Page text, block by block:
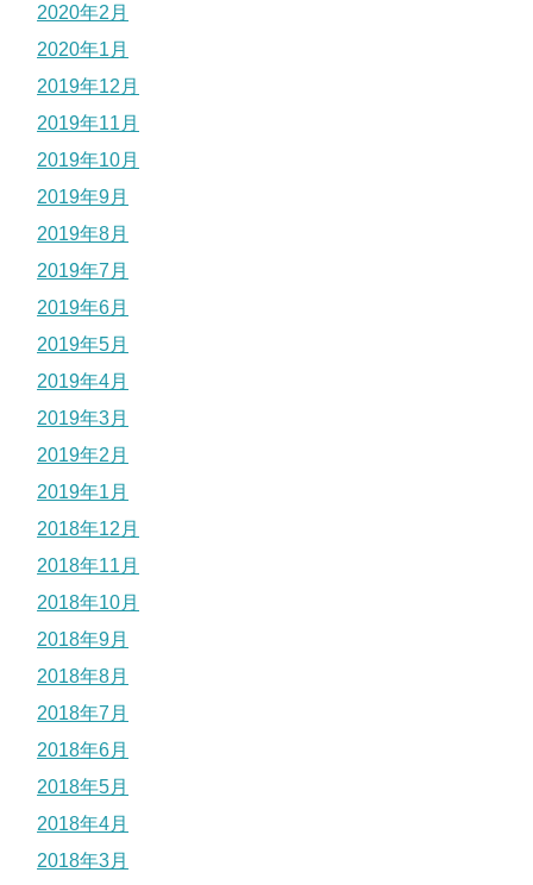
2020年2月
2020年1月
2019年12月
2019年11月
2019年10月
2019年9月
2019年8月
2019年7月
2019年6月
2019年5月
2019年4月
2019年3月
2019年2月
2019年1月
2018年12月
2018年11月
2018年10月
2018年9月
2018年8月
2018年7月
2018年6月
2018年5月
2018年4月
2018年3月